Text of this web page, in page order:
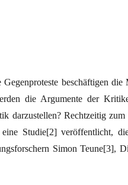
beschäftigen die
die Argumente der
darzustellen? Rechtzeitig
Studie[2] veröffentlicht,
Simon Teune[3],